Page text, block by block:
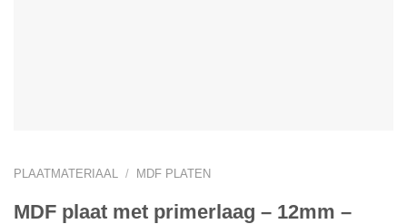
PLAATMATERIAAL / MDF PLATEN
MDF plaat met primerlaag – 12mm –